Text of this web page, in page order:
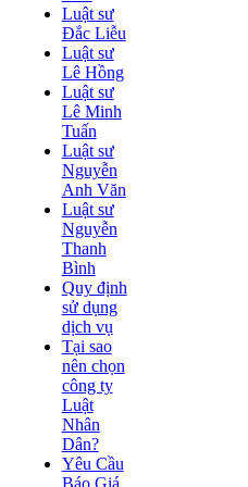
Luật sư
Đắc Liễu
Luật sư
Lê Hồng
Luật sư
Lê Minh
Tuấn
Luật sư
Nguyễn
Anh Văn
Luật sư
Nguyễn
Thanh
Bình
Quy định
sử dụng
dịch vụ
Tại sao
nên chọn
công ty
Luật
Nhân
Dân?
Yêu Cầu
Báo Giá